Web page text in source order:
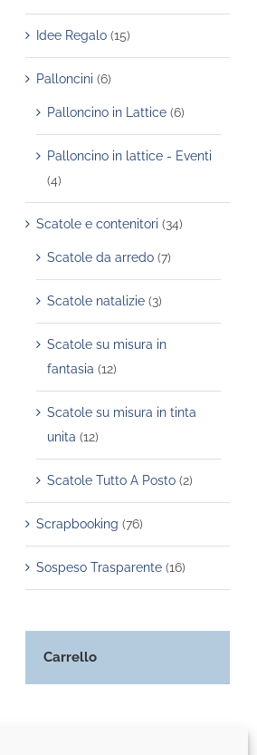
Idee Regalo (15)
Palloncini (6)
Palloncino in Lattice (6)
Palloncino in lattice - Eventi
(4)
Scatole e contenitori (34)
Scatole da arredo (7)
Scatole natalizie (3)
Scatole su misura in
fantasia (12)
Scatole su misura in tinta
unita (12)
Scatole Tutto A Posto (2)
Scrapbooking (76)
Sospeso Trasparente (16)
Carrello